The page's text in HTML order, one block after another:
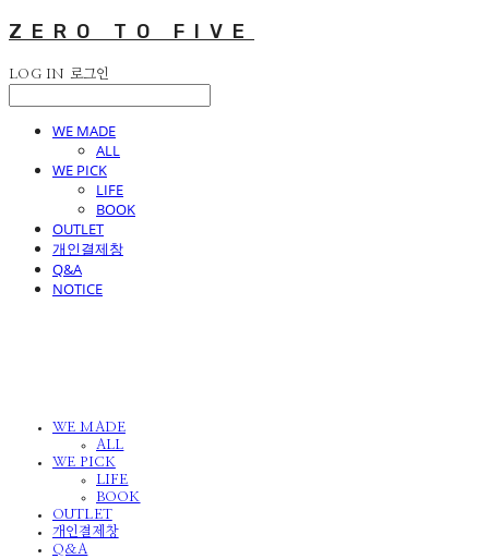
ZERO TO FIVE
LOG IN 로그인
WE MADE
ALL
WE PICK
LIFE
BOOK
OUTLET
개인결제창
Q&A
NOTICE
WE MADE
ALL
WE PICK
LIFE
BOOK
OUTLET
개인결제창
Q&A